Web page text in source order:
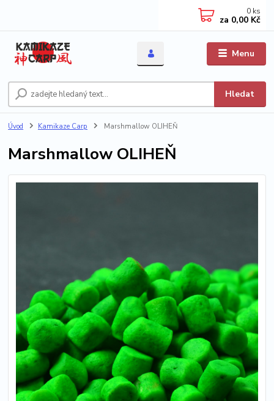
Menu
Hledat
0 ks
za 0,00 Kč
Úvod Kamikaze Carp Marshmallow OLIHEŇ
Marshmallow OLIHEŇ